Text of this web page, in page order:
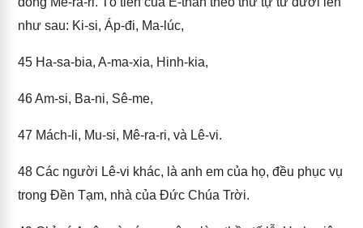
như sau: Ki-si, Áp-đi, Ma-lúc,
45 Ha-sa-bia, A-ma-xia, Hinh-kia,
46Am-si, Ba-ni, Sê-me,
47 Mách-li, Mu-si, Mê-ra-ri, và Lê-vi.
48 Các người Lê-vi khác, là anh em của họ, đều phục vụ
trong Đền Tạm, nhà của Đức Chúa Trời.